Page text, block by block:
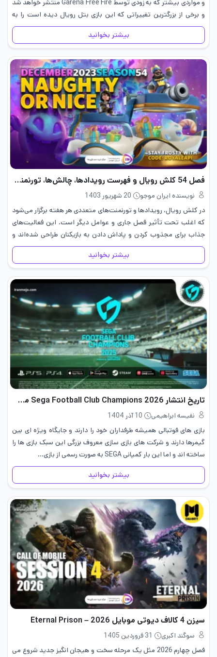
و مواردی بیشتر که به زودی توسط Garena Free Fire منتشر خواهد شد
و برخی از بزرگترین تغییراتی که این بازی بتل رویال دیده است را به
همراه خواهد…
بیشتر بخوانید
فصل 54 کلش رویال و فهرست رویدادها، چالش‌ها، تورنمنت‌ها و جوایز
نویسنده ایران موجو
20 شهریور 1403
در کلش رویال، رویدادها و تورنمنت‌های متعددی هر هفته برگزار می‌شود
که اغلب تحت تأثیر فصل جاری و عوامل دیگر است. این فعالیت‌های
جذاب برای مجذوب کردن و پاداش دادن به بازیکنان طراحی شده‌اند و
برای دسترسی به این موارد…
بیشتر بخوانید
تاریخ انتشار Sega Football Club Champions 2026 مشخص شد
نفیسه ابراهیمی
10 آذر 1404
بازی های فوتبالی همیشه طرفداران خود را دارند و جایگاه ویژه ای بین
گیمرها دارند و شرکت های بازی سازی معروف بزرگی این سبک بازی ها را
ساخته اند و اما این بار کمپانی SEGA به‌ صورت رسمی از بازی…
بیشتر بخوانید
سیزن 4 کالاف دیوتی موبایل 2026 – Eternal Prison
سوگند اکبری
31 فروردین 1405
فصل چهارم 2026 مثل یک مرحله سخت و هیجان انگیز جدید شروع می